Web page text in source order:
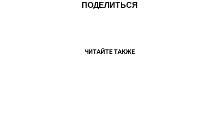
ПОДЕЛИТЬСЯ
ЧИТАЙТЕ ТАКЖЕ